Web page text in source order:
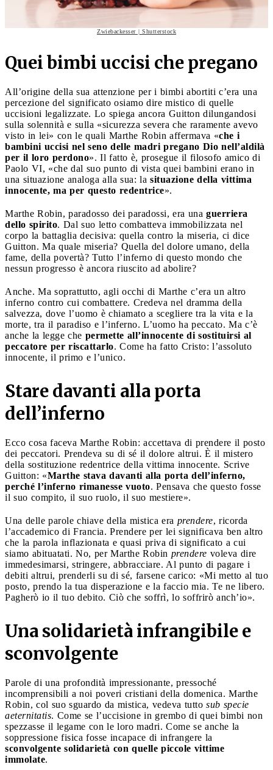
Zwiebackesser | Shutterstock
Quei bimbi uccisi che pregano
All’origine della sua attenzione per i bimbi abortiti c’era una
percezione del significato osiamo dire mistico di quelle
uccisioni legalizzate. Lo spiega ancora Guitton dilungandosi
sulla solennità e sulla «sicurezza severa che raramente avevo
visto in lei» con le quali Marthe Robin affermava «che i
bambini uccisi nel seno delle madri pregano Dio nell’aldilà
per il loro perdono». Il fatto è, prosegue il filosofo amico di
Paolo VI, «che dal suo punto di vista quei bambini erano in
una situazione analoga alla sua: la situazione della vittima
innocente, ma per questo redentrice».
Marthe Robin, paradosso dei paradossi, era una guerriera
dello spirito. Dal suo letto combatteva immobilizzata nel
corpo la battaglia decisiva: quella contro la miseria, ci dice
Guitton. Ma quale miseria? Quella del dolore umano, della
fame, della povertà? Tutto l’inferno di questo mondo che
nessun progresso è ancora riuscito ad abolire?
Anche. Ma soprattutto, agli occhi di Marthe c’era un altro
inferno contro cui combattere. Credeva nel dramma della
salvezza, dove l’uomo è chiamato a scegliere tra la vita e la
morte, tra il paradiso e l’inferno. L’uomo ha peccato. Ma c’è
anche la legge che permette all’innocente di sostituirsi al
peccatore per riscattarlo. Come ha fatto Cristo: l’assoluto
innocente, il primo e l’unico.
Stare davanti alla porta
dell’inferno
Ecco cosa faceva Marthe Robin: accettava di prendere il posto
dei peccatori. Prendeva su di sé il dolore altrui. È il mistero
della sostituzione redentrice della vittima innocente. Scrive
Guitton: «Marthe stava davanti alla porta dell’inferno,
perché l’inferno rimanesse vuoto. Pensava che questo fosse
il suo compito, il suo ruolo, il suo mestiere».
Una delle parole chiave della mistica era prendere, ricorda
l’accademico di Francia. Prendere per lei significava ben altro
che la parola inflazionata e quasi priva di significato a cui
siamo abituatati. No, per Marthe Robin prendere voleva dire
immedesimarsi, stringere, abbracciare. Al punto di pagare i
debiti altrui, prenderli su di sé, farsene carico: «Mi metto al tuo
posto, prendo la tua disperazione e la faccio mia. Te ne libero.
Pagherò io il tuo debito. Ciò che soffrì, lo soffrirò anch’io».
Una solidarietà infrangibile e
sconvolgente
Parole di una profondità impressionante, pressoché
incomprensibili a noi poveri cristiani della domenica. Marthe
Robin, col suo sguardo da mistica, vedeva tutto sub specie
aeternitatis. Come se l’uccisione in grembo di quei bimbi non
spezzasse il legame con le loro madri. Come se anche la
soppressione fisica fosse incapace di infrangere la
sconvolgente solidarietà con quelle piccole vittime
immolate.